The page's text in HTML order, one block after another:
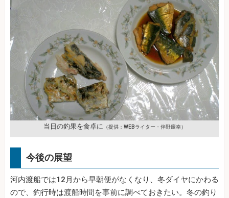
当日の釣果を食卓に （提供：WEBライター・伴野慶幸）
今後の展望
河内渡船では12月から早朝便がなくなり、冬ダイヤにかわる
ので、釣行時は渡船時間を事前に調べておきたい。冬の釣り